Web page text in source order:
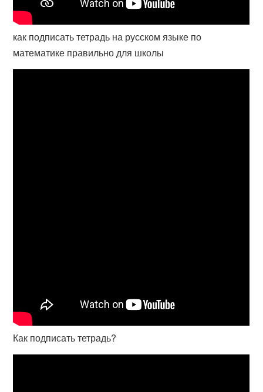
как подписать тетрадь на русском языке по
математике правильно для школы
Как подписать тетрадь?